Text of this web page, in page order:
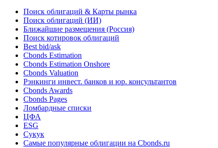
Поиск облигаций & Карты рынка
Поиск облигаций (ИИ)
Ближайшие размещения (Россия)
Поиск котировок облигаций
Best bid/ask
Cbonds Estimation
Cbonds Estimation Onshore
Cbonds Valuation
Рэнкинги инвест. банков и юр. консультантов
Cbonds Awards
Cbonds Pages
Ломбардные списки
ЦФА
ESG
Сукук
Самые популярные облигации на Cbonds.ru